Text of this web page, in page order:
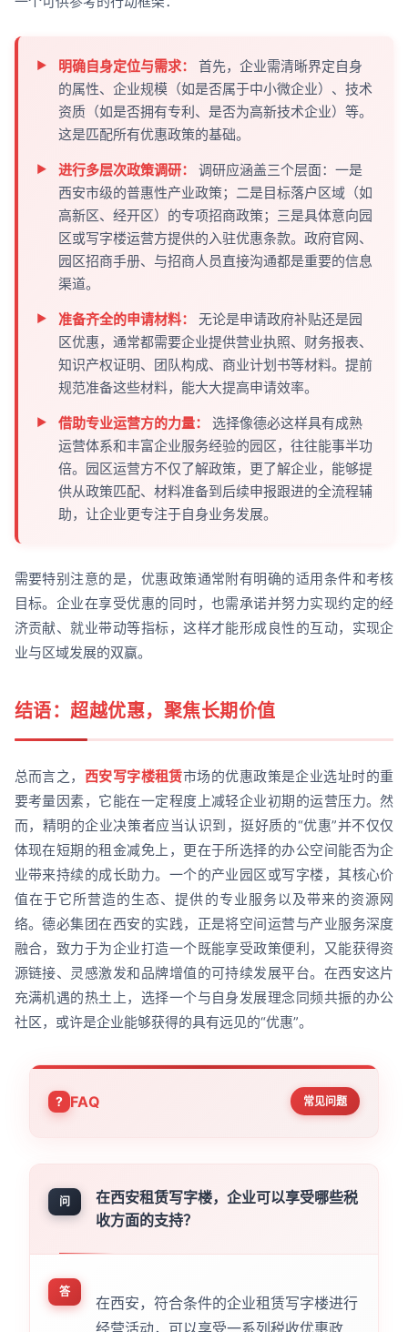
明确自身定位与需求：
首先，企业需清晰界定自身
的属性、企业规模（如是否属于中小微企业）、技术
资质（如是否拥有专利、是否为高新技术企业）等。
这是匹配所有优惠政策的基础。
进行多层次政策调研：
调研应涵盖三个层面：一是
西安市级的普惠性产业政策；二是目标落户区域（如
高新区、经开区）的专项招商政策；三是具体意向园
区或写字楼运营方提供的入驻优惠条款。政府官网、
园区招商手册、与招商人员直接沟通都是重要的信息
渠道。
准备齐全的申请材料：
无论是申请政府补贴还是园
区优惠，通常都需要企业提供营业执照、财务报表、
知识产权证明、团队构成、商业计划书等材料。提前
规范准备这些材料，能大大提高申请效率。
借助专业运营方的力量：
选择像德必这样具有成熟
运营体系和丰富企业服务经验的园区，往往能事半功
倍。园区运营方不仅了解政策，更了解企业，能够提
供从政策匹配、材料准备到后续申报跟进的全流程辅
助，让企业更专注于自身业务发展。
需要特别注意的是，优惠政策通常附有明确的适用条件和考核
目标。企业在享受优惠的同时，也需承诺并努力实现约定的经
济贡献、就业带动等指标，这样才能形成良性的互动，实现企
业与区域发展的双赢。
结语：超越优惠，聚焦长期价值
总而言之， 西安写字楼租赁市场的优惠政策是企业选址时的重
要考量因素，它能在一定程度上减轻企业初期的运营压力。然
而，精明的企业决策者应当认识到，挺好质的“优惠”并不仅仅
体现在短期的租金减免上，更在于所选择的办公空间能否为企
业带来持续的成长助力。一个的产业园区或写字楼，其核心价
值在于它所营造的生态、提供的专业服务以及带来的资源网
络。德必集团在西安的实践，正是将空间运营与产业服务深度
融合，致力于为企业打造一个既能享受政策便利，又能获得资
源链接、灵感激发和品牌增值的可持续发展平台。在西安这片
充满机遇的热土上，选择一个与自身发展理念同频共振的办公
社区，或许是企业能够获得的具有远见的“优惠”。
FAQ 常见问题
问
在西安租赁写字楼，企业可以享受哪些税
收方面的支持？
答
在西安，符合条件的企业租赁写字楼进行